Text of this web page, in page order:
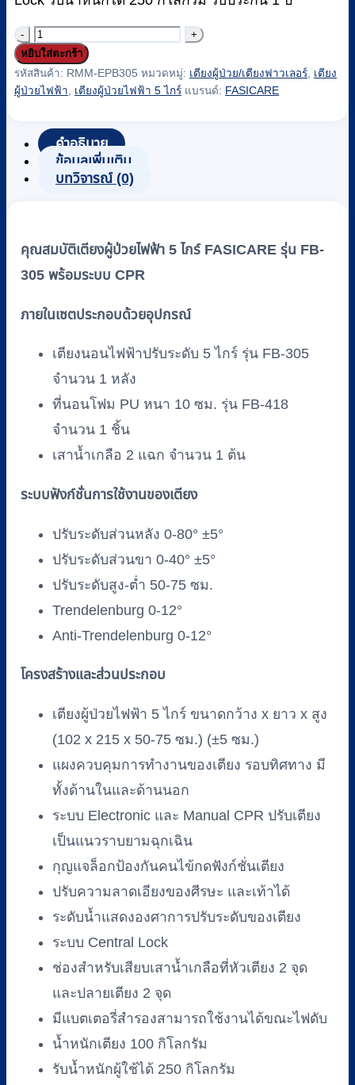
จำนวน
เตียง
ผู้
5
FASICARE
พร้อม
ระบบ
ชิ้น
หยิบใส่ตะกร้า
รหัสสินค้า: RMM-EPB305 หมวดหมู่: เตียงผู้ป่วย/เตียงฟาวเลอร์ เตียง
ผู้ป่วยไฟฟ้า
เตียงผู้ป่วยไฟฟ้า 5 ไกร์ แบรนด์: FASICARE
คำอธิบาย
ข้อมูลเพิ่มเติม
บทวิจารณ์ (0)
คุณสมบัติเตียงผู้ป่วยไฟฟ้า 5 ไกร์ FASICARE รุ่น FB-
305 พร้อมระบบ CPR
ภายในเซตประกอบด้วยอุปกรณ์
เตียงนอนไฟฟ้าปรับระดับ 5 ไกร์ รุ่น FB-305
จำนวน 1 หลัง
ที่นอนโฟม PU หนา 10 ซม. รุ่น FB-418
จำนวน 1 ชิ้น
เสาน้ำเกลือ 2 แฉก จำนวน 1 ต้น
ระบบฟังก์ชั่นการใช้งานของเตียง
ปรับระดับส่วนหลัง 0-80° ±5°
ปรับระดับส่วนขา 0-40° ±5°
ปรับระดับสูง-ต่ำ 50-75 ซม.
Trendelenburg 0-12°
Anti-Trendelenburg 0-12°
โครงสร้างและส่วนประกอบ
เตียงผู้ป่วยไฟฟ้า 5 ไกร์ ขนาดกว้าง x ยาว x สูง
(102 x 215 x 50-75 ซม.) (±5 ซม.)
แผงควบคุมการทำงานของเตียง รอบทิศทาง มี
ทั้งด้านในและด้านนอก
ระบบ Electronic และ Manual CPR ปรับเตียง
เป็นแนวราบยามฉุกเฉิน
กุญแจล็อกป้องกันคนไข้กดฟังก์ชั่นเตียง
ปรับความลาดเอียงของศีรษะ และเท้าได้
ระดับน้ำแสดงองศาการปรับระดับของเตียง
ระบบ Central Lock
ช่องสำหรับเสียบเสาน้ำเกลือที่หัวเตียง 2 จุด
และปลายเตียง 2 จุด
มีแบตเตอรี่สำรองสามารถใช้งานได้ขณะไฟดับ
น้ำหนักเตียง 100 กิโลกรัม
รับน้ำหนักผู้ใช้ได้ 250 กิโลกรัม